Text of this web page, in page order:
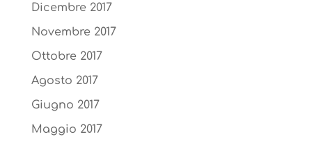
Dicembre 2017
Novembre 2017
Ottobre 2017
Agosto 2017
Giugno 2017
Maggio 2017